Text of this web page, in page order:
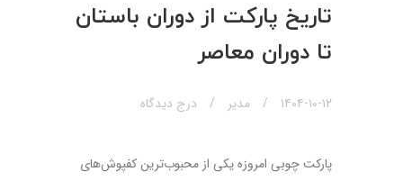
تاریخ پارکت از دوران باستان
تا دوران معاصر
۱۴۰۴-۱۰-۱۲ مدیر درج دیدگاه
پارکت چوبی امروزه یکی از محبوب‌ترین کفپوش‌های